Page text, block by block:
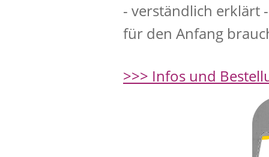
- verständlich erklärt
für den Anfang
>>> Infos und